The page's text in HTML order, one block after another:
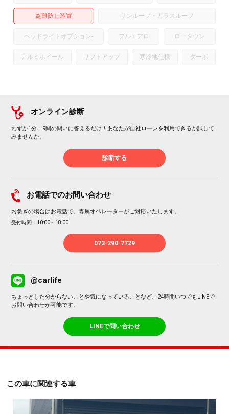
盗難防止装置 サンルーフ・ガラスルーフ
ヘッドライトオプション- フルエアロ ローダウン
アルミホイール リフトアップ 寒冷地仕様 ターボ
オンライン診断
わずか1分、9問の問いに答えるだけ！あなたが自社ローンを利用できるか試して
みませんか。
診断する
お電話でのお問い合わせ
お急ぎの場合はお電話で。専属オペレーターがご対応いたします。
受付時間：10:00～18:00
072-290-7729
@carlife
ちょっとした分からないことや気になっていることなど、24時間いつでもLINEで
お問い合わせが可能です。
LINEで問い合わせ
この車に関連する車